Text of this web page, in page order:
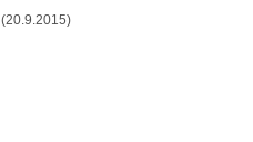
(20.9.2015)